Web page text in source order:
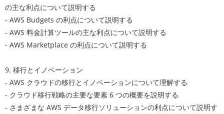
の主な利点について説明する
- AWS Budgets の利点について説明する
- AWS 料金計算ツールの主な利点について説明する
- AWS Marketplace の利点について説明する
9. 移行とイノベーション
- AWS クラウドの移行とイノベーションについて理解する
- クラウド移行戦略の主要な要素 6 つの概要を説明する
- さまざまな AWS データ移行ソリューションの利点について説明す